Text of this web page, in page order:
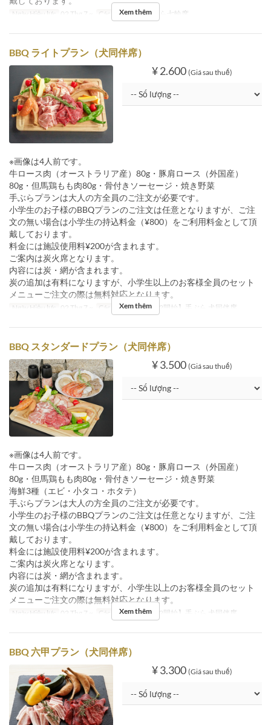
Ngày Hiệu lực 02 Thg 7 ~ Các Loại Ghế 手ぶら七輪席
Xem thêm
BBQ ライトプラン（犬同伴席）
¥ 2.600 (Giá sau thuế)
※画像は4人前です。
牛ロース肉（オーストラリア産）80g・豚肩ロース（外国産）
80g・但馬鶏もも肉80g・骨付きソーセージ・焼き野菜
手ぶらプランは大人の方全員のご注文が必要です。
小学生のお子様のBBQプランのご注文は任意となりますが、ご注
文の無い場合は小学生の持込料金（¥800）をご利用料金として頂
戴しております。
料金には施設使用料¥200が含まれます。
ご案内は炭火席となります。
内容には炭・網が含まれます。
炭の追加は有料になりますが、小学生以上のお客様全員のセット
メニューご注文の際は無料対応となります。
Ngày Hiệu lực 02 Thg 7 ~ Các Loại Ghế 【7/2開始】手ぶら 犬同伴席
Xem thêm
BBQ スタンダードプラン（犬同伴席）
¥ 3.500 (Giá sau thuế)
※画像は4人前です。
牛ロース肉（オーストラリア産）80g・豚肩ロース（外国産）
80g・但馬鶏もも肉80g・骨付きソーセージ・焼き野菜
海鮮3種（エビ・小タコ・ホタテ）
手ぶらプランは大人の方全員のご注文が必要です。
小学生のお子様のBBQプランのご注文は任意となりますが、ご注
文の無い場合は小学生の持込料金（¥800）をご利用料金として頂
戴しております。
料金には施設使用料¥200が含まれます。
ご案内は炭火席となります。
内容には炭・網が含まれます。
炭の追加は有料になりますが、小学生以上のお客様全員のセット
メニューご注文の際は無料対応となります。
Ngày Hiệu lực 02 Thg 7 ~ Các Loại Ghế 【7/2開始】手ぶら 犬同伴席
Xem thêm
BBQ 六甲プラン（犬同伴席）
¥ 3.300 (Giá sau thuế)